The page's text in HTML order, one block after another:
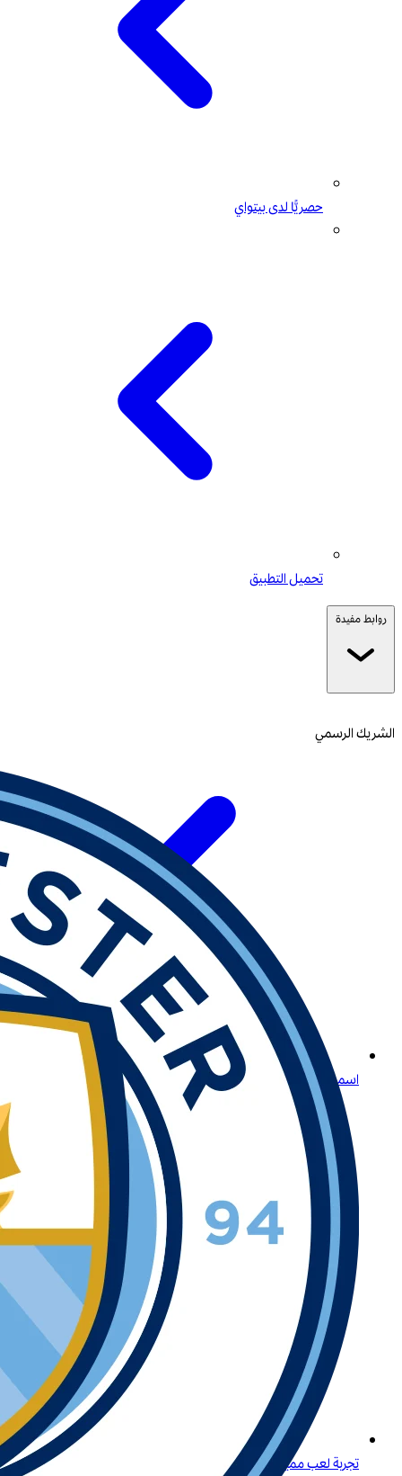
حصريًّا لدى بيتواي
تحميل التطبيق
روابط مفيدة
اسمح لنا بتقديم لعبة لايتنينغ روليت
تجربة لعب مميزة لكبار اللاعبين في المنطقة في لبنان
الشريك الرسمي